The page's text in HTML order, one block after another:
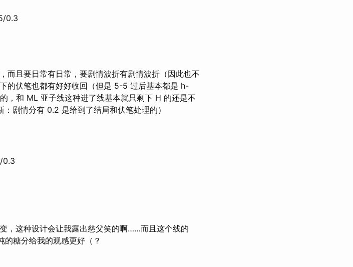
0.3
而且要日常有日常，要剧情波折有剧情波折（因此也不
的伏笔也都有好好收回（但是 5-5 过后基本都是 h-
，和 ML 亚子线这种进了线基本就只剩下 H 的还是不
剧情分有 0.2 是给到了结局和伏笔处理的）
0.3
，这种设计会让我露出慈父笑的啊……而且这个线的
糖分给我的观感更好（？